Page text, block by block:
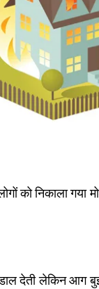
को निकाला
देती लेकिन आग